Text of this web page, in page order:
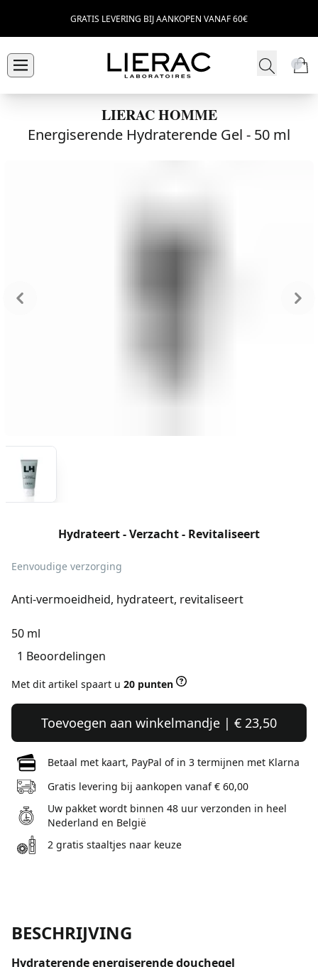
GRATIS LEVERING BIJ AANKOPEN VANAF 60€
LIERAC HOMME
Energiserende Hydraterende Gel - 50 ml
Hydrateert - Verzacht - Revitaliseert
Eenvoudige verzorging
Anti-vermoeidheid, hydrateert, revitaliseert
50 ml
1 Beoordelingen
Met dit artikel spaart u 20 punten
Toevoegen aan winkelmandje | € 23,50
Betaal met kaart, PayPal of in 3 termijnen met Klarna
Gratis levering bij aankopen vanaf € 60,00
Uw pakket wordt binnen 48 uur verzonden in heel
Nederland en België
2 gratis staaltjes naar keuze
BESCHRIJVING
Hydraterende energiserende douchegel